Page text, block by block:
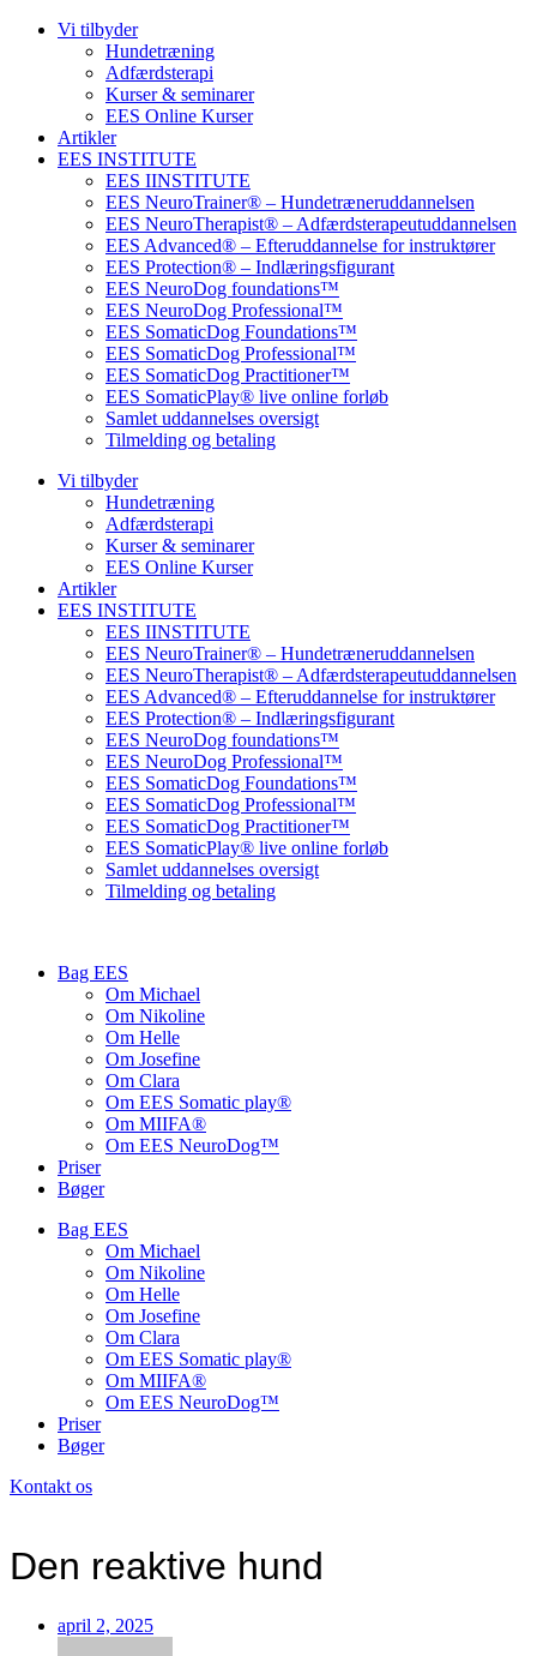
Vi tilbyder
Hundetræning
Adfærdsterapi
Kurser & seminarer
EES Online Kurser
Artikler
EES INSTITUTE
EES IINSTITUTE
EES NeuroTrainer® – Hundetræneruddannelsen
EES NeuroTherapist® – Adfærdsterapeutuddannelsen
EES Advanced® – Efteruddannelse for instruktører
EES Protection® – Indlæringsfigurant
EES NeuroDog foundations™
EES NeuroDog Professional™
EES SomaticDog Foundations™
EES SomaticDog Professional™
EES SomaticDog Practitioner™
EES SomaticPlay® live online forløb
Samlet uddannelses oversigt
Tilmelding og betaling
Vi tilbyder
Hundetræning
Adfærdsterapi
Kurser & seminarer
EES Online Kurser
Artikler
EES INSTITUTE
EES IINSTITUTE
EES NeuroTrainer® – Hundetræneruddannelsen
EES NeuroTherapist® – Adfærdsterapeutuddannelsen
EES Advanced® – Efteruddannelse for instruktører
EES Protection® – Indlæringsfigurant
EES NeuroDog foundations™
EES NeuroDog Professional™
EES SomaticDog Foundations™
EES SomaticDog Professional™
EES SomaticDog Practitioner™
EES SomaticPlay® live online forløb
Samlet uddannelses oversigt
Tilmelding og betaling
Bag EES
Om Michael
Om Nikoline
Om Helle
Om Josefine
Om Clara
Om EES Somatic play®
Om MIIFA®
Om EES NeuroDog™
Priser
Bøger
Bag EES
Om Michael
Om Nikoline
Om Helle
Om Josefine
Om Clara
Om EES Somatic play®
Om MIIFA®
Om EES NeuroDog™
Priser
Bøger
Kontakt os
Den reaktive hund
april 2, 2025